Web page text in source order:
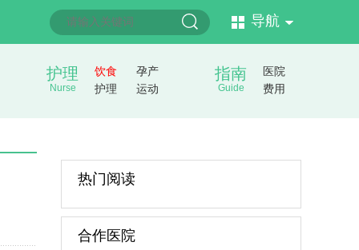
导航
护理
Nurse
饮食
孕产
护理
运动
指南
Guide
医院
费用
热门阅读
合作医院